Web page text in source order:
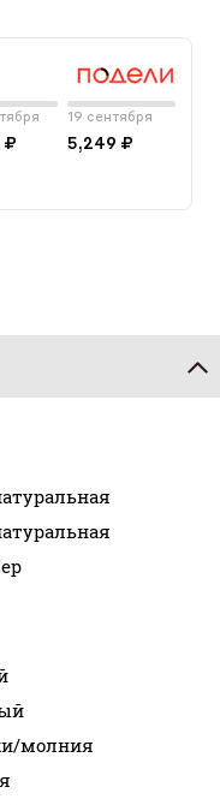
₽
19 сентября
5,249 ₽
молния